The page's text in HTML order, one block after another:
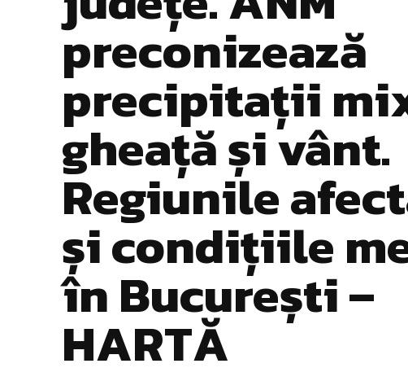
preconizează
precipitații
gheață și vânt.
Regiunile
și condițiile
în București –
HARTĂ